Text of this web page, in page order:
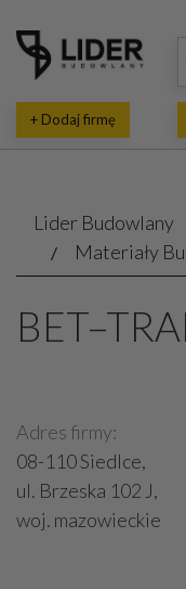
+ Dodaj firmę
Lider Budowlany
Materiały
Adres firmy:
08-110 Siedlce,
ul. Brzeska 102 J,
woj. mazowieckie